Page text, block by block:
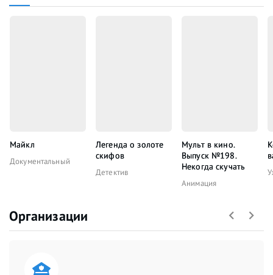
Майкл
Документальный
Легенда о золоте
скифов
Детектив
Мульт в кино.
Выпуск №198.
Некогда скучать
Анимация
Организации